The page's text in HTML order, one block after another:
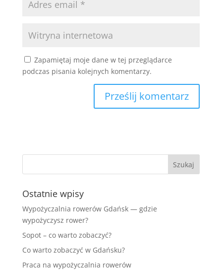
Zapamiętaj moje dane w tej przeglądarce
podczas pisania kolejnych komentarzy.
Ostatnie wpisy
Wypożyczalnia rowerów Gdańsk — gdzie
wypożyczysz rower?
Sopot – co warto zobaczyć?
Co warto zobaczyć w Gdańsku?
Praca na wypożyczalnia rowerów